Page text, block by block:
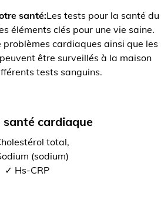
santé:Les tests pour la santé du
éléments clés pour une vie saine.
problèmes cardiaques ainsi que les
être surveillés à la maison
tests sanguins.
santé cardiaque
total,
(sodium)
✓ Hs-CRP